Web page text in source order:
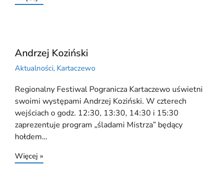
Andrzej Koziński
Aktualności, Kartaczewo
Regionalny Festiwal Pogranicza Kartaczewo uświetni
swoimi występami Andrzej Koziński. W czterech
wejściach o godz. 12:30, 13:30, 14:30 i 15:30
zaprezentuje program „śladami Mistrza” będący
hołdem…
Więcej »